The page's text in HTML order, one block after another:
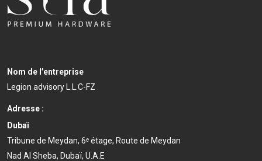
Nom de l’entreprise
Legion advisory L.L.C-FZ
Adresse :
Dubaï
Tribune de Meydan, 6ᵉ étage, Route de Meydan
Nad Al Sheba, Dubaï, U.A.E